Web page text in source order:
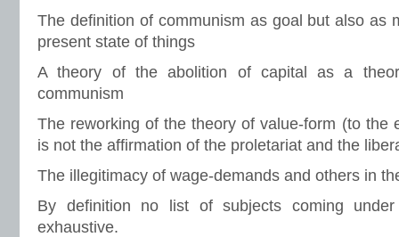
The definition of communism as goal but also as
present state of things
A theory of the abolition of capital as a
communism
The reworking of the theory of value-form (to the
is not the affirmation of the proletariat and the
The illegitimacy of wage-demands and others in
By definition no list of subjects coming
exhaustive.